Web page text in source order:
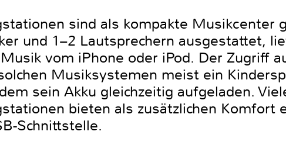
sind als kompakte Musikcenter
und 1–2 Lautsprechern ausgestattet,
vom iPhone oder iPod. Der Zugriff
Musiksystemen meist ein
sein Akku gleichzeitig aufgeladen.
bieten als zusätzlichen Komfort
Schnittstelle.